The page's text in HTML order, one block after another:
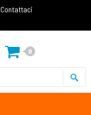
Contattaci
0